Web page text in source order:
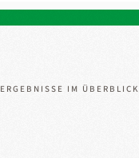
ERGEBNISSE IM ÜBERBLICK